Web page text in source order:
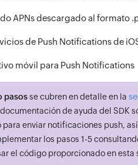
APNs descargado al formato
de Push Notifications de
móvil para Push Notifications
pasosse cubren en detalle en la
documentación de ayuda del SDK
enviar notificaciones push,
los pasos 1-5
el código proporcionado en esta